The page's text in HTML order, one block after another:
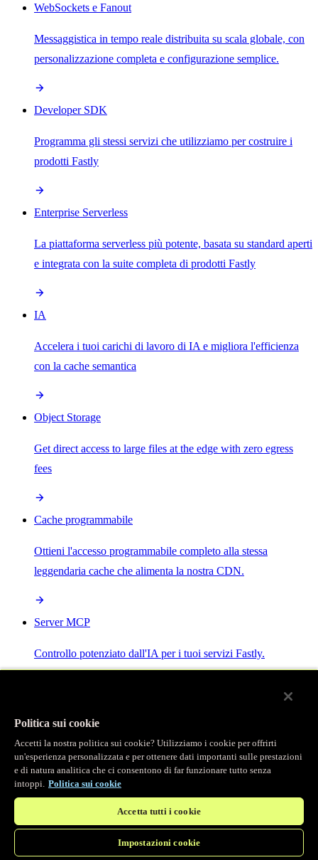
WebSockets e Fanout
Messaggistica in tempo reale distribuita su scala globale, con
personalizzazione completa e configurazione semplice.
Developer SDK
Programma gli stessi servizi che utilizziamo per costruire i
prodotti Fastly
Enterprise Serverless
La piattaforma serverless più potente, basata su standard aperti
e integrata con la suite completa di prodotti Fastly
IA
Accelera i tuoi carichi di lavoro di IA e migliora l'efficienza
con la cache semantica
Object Storage
Get direct access to large files at the edge with zero egress
fees
Cache programmabile
Ottieni l'accesso programmabile completo alla stessa
leggendaria cache che alimenta la nostra CDN.
Server MCP
Controllo potenziato dall'IA per i tuoi servizi Fastly.
Main menu
/ Prodotti
Osservabilità
Logging in tempo reale
Politica sui cookie
Accetti la nostra politica sui cookie? Utilizziamo i cookie per offrirti
un'esperienza personalizzata e per ottenere dati importanti sulle prestazioni
e di natura analitica che ci consentono di far funzionare tutto senza
intoppi. Politica sui cookie
Accetta tutti i cookie
Impostazioni cookie